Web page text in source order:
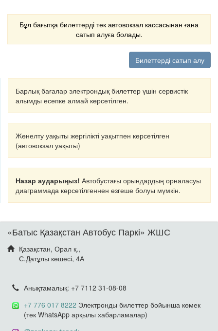
Бұл бағытқа билеттерді тек автовокзал кассасынан ғана
сатып алуға болады.
Билеттерді сатып алу
Барлық бағалар электрондық билеттер үшін сервистік
алымды есепке алмай көрсетілген.
Жөнелту уақыты жергілікті уақытпен көрсетілген
(автовокзал уақыты)
Назар аударыңыз! Автобустағы орындардың орналасуы
диаграммада көрсетілгеннен өзгеше болуы мүмкін.
«Батыс Қазақстан Автобус Паркі» ЖШС
Қазақстан, Орал қ.,
С.Датұлы көшесі, 4А
Анықтамалық: +7 7112 31-08-08
+7 776 017 8222 Электронды билеттер бойынша көмек
(тек WhatsApp арқылы хабарламалар)